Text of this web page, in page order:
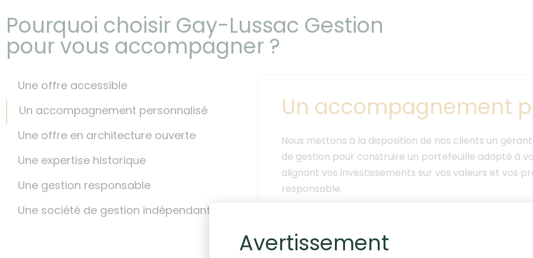
Pourquoi choisir Gay-Lussac Gestion
pour vous accompagner ?
Une offre accessible
Un accompagnement personnalisé
Une offre en architecture ouverte
Une expertise historique
Une gestion responsable
Une société de gestion indépendante
atteindre vos objectifs d’épargne à long
Un accompagnement
Nous mettons à la disposition de nos clients un
de gestion pour construire un portefeuille adapté à
alignant vos investissements sur vos valeurs et vos
responsable.
Avertissement